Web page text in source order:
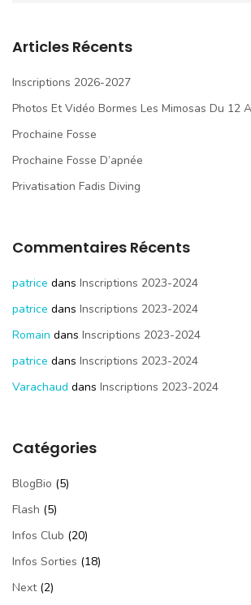
Articles Récents
Inscriptions 2026-2027
Photos Et Vidéo Bormes Les Mimosas Du 12
Prochaine Fosse
Prochaine Fosse D’apnée
Privatisation Fadis Diving
Commentaires Récents
patrice dans Inscriptions 2023-2024
patrice dans Inscriptions 2023-2024
Romain dans Inscriptions 2023-2024
patrice dans Inscriptions 2023-2024
Varachaud dans Inscriptions 2023-2024
Catégories
BlogBio (5)
Flash (5)
Infos Club (20)
Infos Sorties (18)
Next(2)